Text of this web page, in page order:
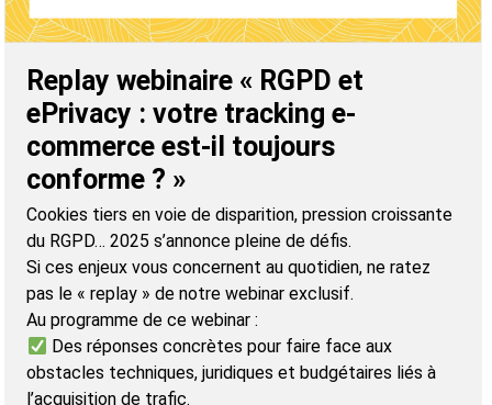
Replay webinaire « RGPD et
ePrivacy : votre tracking e-
commerce est-il toujours
conforme ? »
Cookies tiers en voie de disparition, pression croissante
du RGPD… 2025 s’annonce pleine de défis.
Si ces enjeux vous concernent au quotidien, ne ratez
pas le « replay » de notre webinar exclusif.
Au programme de ce webinar :
Des réponses concrètes pour faire face aux
obstacles techniques, juridiques et budgétaires liés à
l’acquisition de trafic.